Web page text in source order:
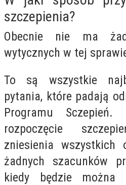
szczepienia?
Obecnie nie ma
wytycznych w tej
To są wszystkie
pytania, które padają
Programu
rozpoczęcie
zniesienia wszystkich
żadnych szacunków
kiedy będzie